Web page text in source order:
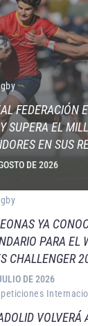
FEDERACIÓN
SUPERA EL
EN SUS
DE 2026
YA
PARA EL
CHALLENGER
DE 2026
VOLVERÁ